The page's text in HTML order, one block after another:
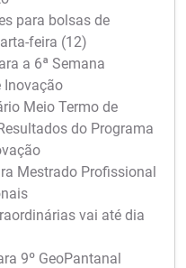
para bolsas de
feira (12)
a 6ª Semana
Inovação
Meio Termo de
do Programa
Mestrado Profissional
vai até dia
9º GeoPantanal